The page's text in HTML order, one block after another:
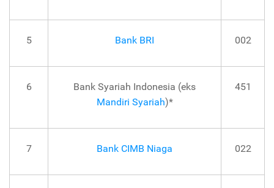
5 Bank BRI 002
6
Bank Syariah Indonesia (eks
Mandiri Syariah)*
451
7 Bank CIMB Niaga 022